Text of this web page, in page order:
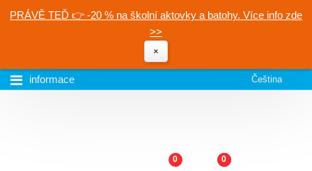
PRÁVĚ TEĎ 👉 -20 % na školní aktovky a batohy. Více info zde
>>
×
informace Čeština
0 0